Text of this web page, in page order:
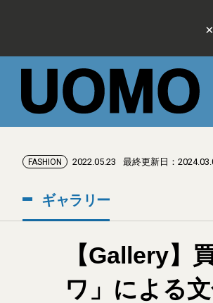
×
FASHION 2022.05.23 最終更新日：
ギャラリー
【Gallery】
ワ」による